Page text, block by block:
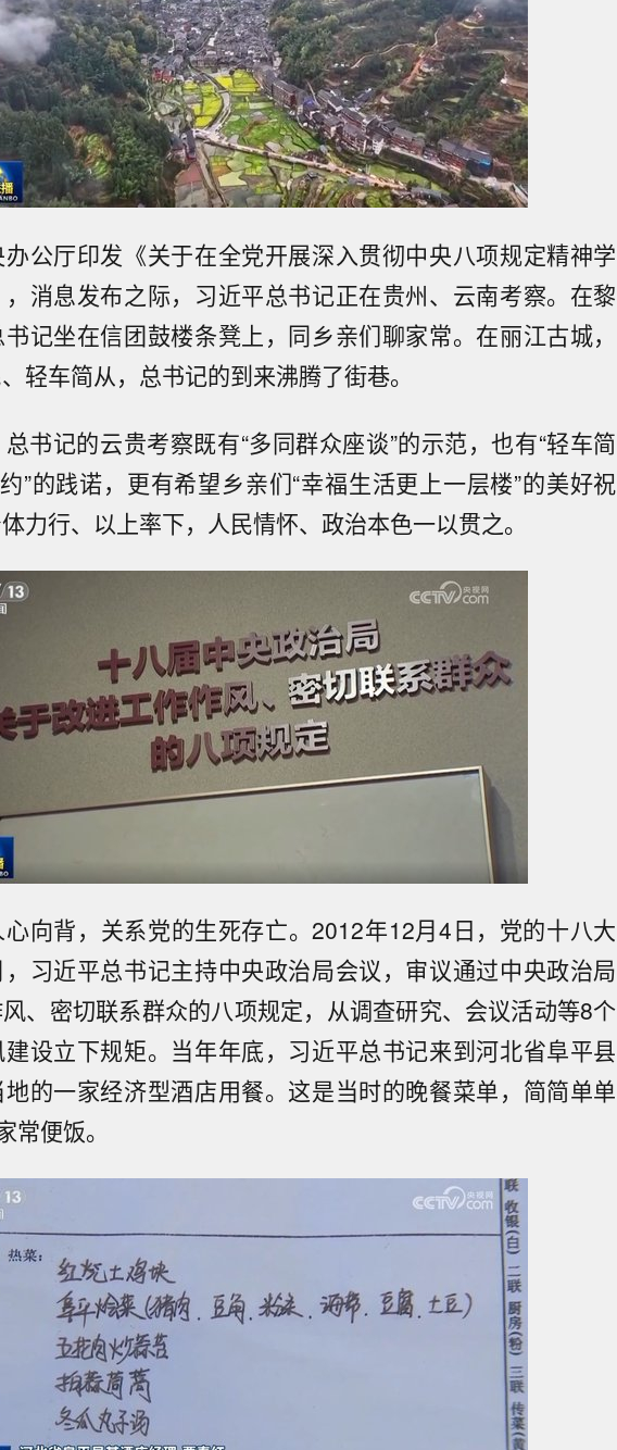
公厅印发《关于在全党开展深入贯彻中央八项规定精神学
消息发布之际，习近平总书记正在贵州、云南考察。在黎
记坐在信团鼓楼条凳上，同乡亲们聊家常。在丽江古城，
轻车简从，总书记的到来沸腾了街巷。
书记的云贵考察既有“多同群众座谈”的示范，也有“轻车简
”的践诺，更有希望乡亲们“幸福生活更上一层楼”的美好祝
行、以上率下，人民情怀、政治本色一以贯之。
向背，关系党的生死存亡。2012年12月4日，党的十八大
习近平总书记主持中央政治局会议，审议通过中央政治局
、密切联系群众的八项规定，从调查研究、会议活动等8个
设立下规矩。当年年底，习近平总书记来到河北省阜平县
的一家经济型酒店用餐。这是当时的晚餐菜单，简简单单
常便饭。